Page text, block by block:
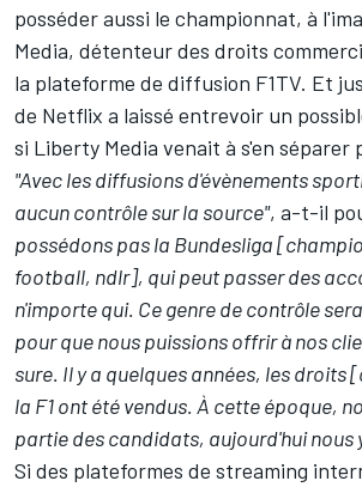
posséder aussi le championnat, à
Media, détenteur des droits
la plateforme de diffusion F1TV. Et
de Netflix a laissé entrevoir un
si Liberty Media venait à s'en séparer
"Avec les diffusions d'évènements
aucun contrôle sur la source", a-t-il
possédons pas la Bundesliga
football, ndlr], qui peut passer des
n'importe qui. Ce genre de contrôle
pour que nous puissions offrir à nos
sure. Il y a quelques années, les droits
la F1 ont été vendus. À cette époque,
partie des candidats, aujourd'hui nous
Si des plateformes de streaming